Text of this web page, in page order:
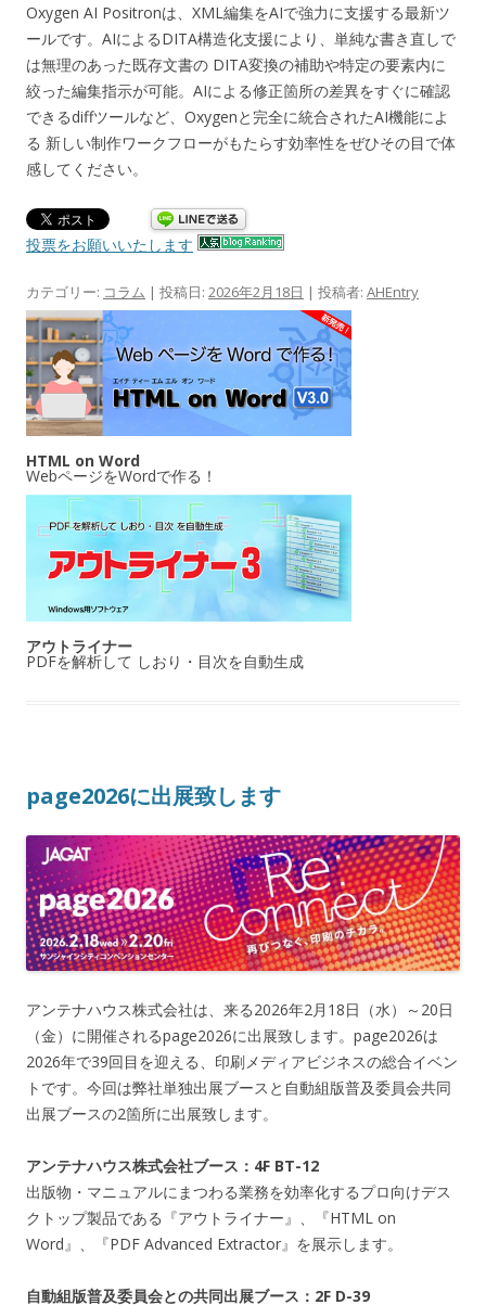
Oxygen AI Positronは、XML編集をAIで強力に支援する最新ツ
ールです。AIによるDITA構造化支援により、単純な書き直しで
は無理のあった既存文書の DITA変換の補助や特定の要素内に
絞った編集指示が可能。AIによる修正箇所の差異をすぐに確認
できるdiffツールなど、Oxygenと完全に統合されたAI機能によ
る 新しい制作ワークフローがもたらす効率性をぜひその目で体
感してください。
投票をお願いいたします
カテゴリー: コラム | 投稿日: 2026年2月18日 | 投稿者: AHEntry
HTML on Word
WebページをWordで作る！
アウトライナー
PDFを解析して しおり・目次を自動生成
page2026に出展致します
アンテナハウス株式会社は、来る2026年2月18日（水）～20日
（金）に開催されるpage2026に出展致します。page2026は
2026年で39回目を迎える、印刷メディアビジネスの総合イベン
トです。今回は弊社単独出展ブースと自動組版普及委員会共同
出展ブースの2箇所に出展致します。
アンテナハウス株式会社ブース：4F BT-12
出版物・マニュアルにまつわる業務を効率化するプロ向けデス
クトップ製品である『アウトライナー』、『HTML on
Word』、『PDF Advanced Extractor』を展示します。
自動組版普及委員会との共同出展ブース：2F D-39